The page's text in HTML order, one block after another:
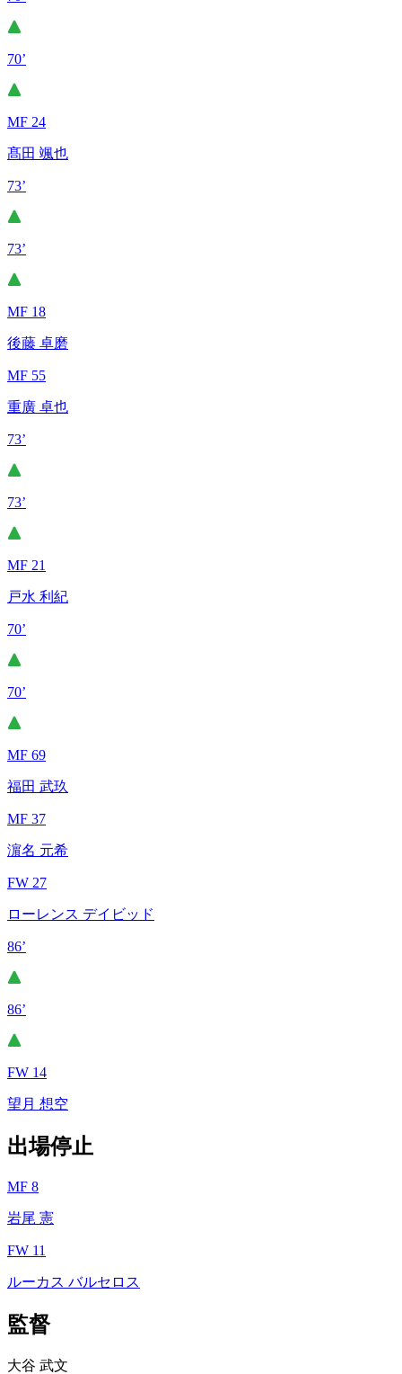
70’
MF 24
髙田 颯也
73’
73’
MF 18
後藤 卓磨
MF 55
重廣 卓也
73’
73’
MF 21
戸水 利紀
70’
70’
MF 69
福田 武玖
MF 37
濵名 元希
FW 27
ローレンス デイビッド
86’
86’
FW 14
望月 想空
出場停止
MF 8
岩尾 憲
FW 11
ルーカス バルセロス
監督
大谷 武文